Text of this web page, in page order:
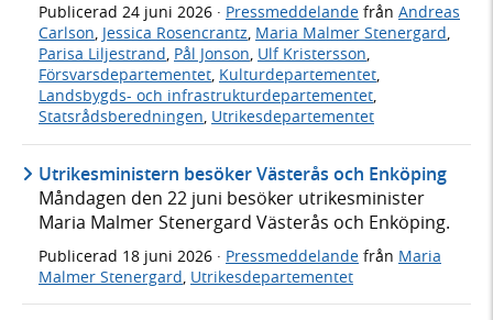
Publicerad 24 juni 2026 · Pressmeddelande från Andreas
Carlson, Jessica Rosencrantz, Maria Malmer Stenergard,
Parisa Liljestrand, Pål Jonson, Ulf Kristersson,
Försvarsdepartementet, Kulturdepartementet,
Landsbygds- och infrastrukturdepartementet,
Statsrådsberedningen, Utrikesdepartementet
Utrikesministern besöker Västerås och Enköping
Måndagen den 22 juni besöker utrikesminister
Maria Malmer Stenergard Västerås och Enköping.
Publicerad 18 juni 2026 · Pressmeddelande från Maria
Malmer Stenergard, Utrikesdepartementet